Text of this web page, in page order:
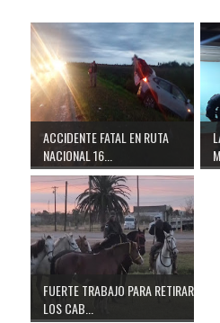
ACCIDENTE FATAL EN RUTA
NACIONAL 16...
FUERTE TRABAJO PARA RETIRAR
LOS CAB...